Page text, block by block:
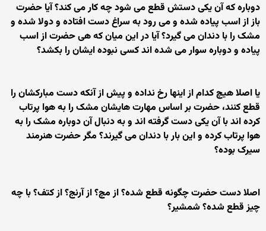
دوباره که آن یکی دستش قطع می شود چه کار می کند؟ آیا حضرت
باز از اسب پیاده شده و می رود به سراغ دست افتاده و دولا شده و
مشک را با دندان می گیرد؟ آیا در این میان که هی حضرت از اسب
پیاده و دوباره سوار می شده اند کسی نبوده ایشان را بکشد؟
یا اصلا هیچ کدام از اینها رخ نداده و پیش از آنکه دست مبارکشان را
قطع کنند، حضرت بر اساس مهارت هایشان مشک را به هوا پرتاب
کرده اند با آن یکی دست گرفته اند و به دنبال آن دوباره مشک را به
هوا پرتاب کرده و این بار با دندان می گیرند؟ مگر حضرت هنرمند
سیرک بوده؟
اصلا دست حضرت چگونه قطع شده؟ از مچ؟ از آرنج؟ از کتف؟ با چه
چیز قطع شده؟ شمشیر؟